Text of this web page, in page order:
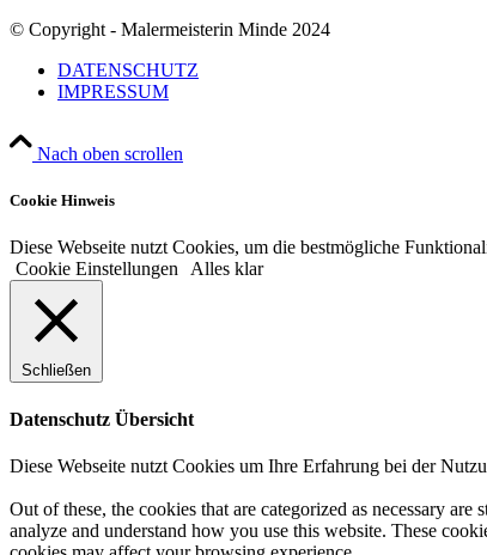
© Copyright - Malermeisterin Minde 2024
DATENSCHUTZ
IMPRESSUM
Nach oben scrollen
Cookie Hinweis
Diese Webseite nutzt Cookies, um die bestmögliche
Cookie Einstellungen
Alles klar
Schließen
Datenschutz Übersicht
Diese Webseite nutzt Cookies um Ihre Erfahrung bei der
Out of these, the cookies that are categorized as necessary
analyze and understand how you use this website. These